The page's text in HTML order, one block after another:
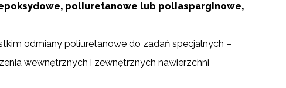
poliuretanowe lub poliasparginowe,
odmiany poliuretanowe do zadań specjalnych –
wewnętrznych i zewnętrznych nawierzchni